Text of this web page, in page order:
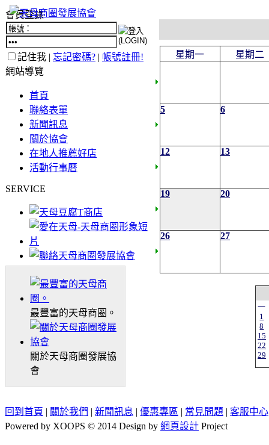
會員登錄
記住我 | 忘記密碼? | 帳號註冊!
網站導覽
首頁
聯絡表單
新聞訊息
關於協會
在地人推薦好店
活動行事曆
SERVICE
最豐富的天母商圈。
關於天母商圈發展協
會
星期一 星期二
5 6
12 13
19 20
26 27
一
1
8
15
22
29
回到首頁 | 關於我們 | 新聞訊息 | 優惠專區 | 常見問題 | 客服中心
Powered by XOOPS © 2014 Design by 網頁設計 Project